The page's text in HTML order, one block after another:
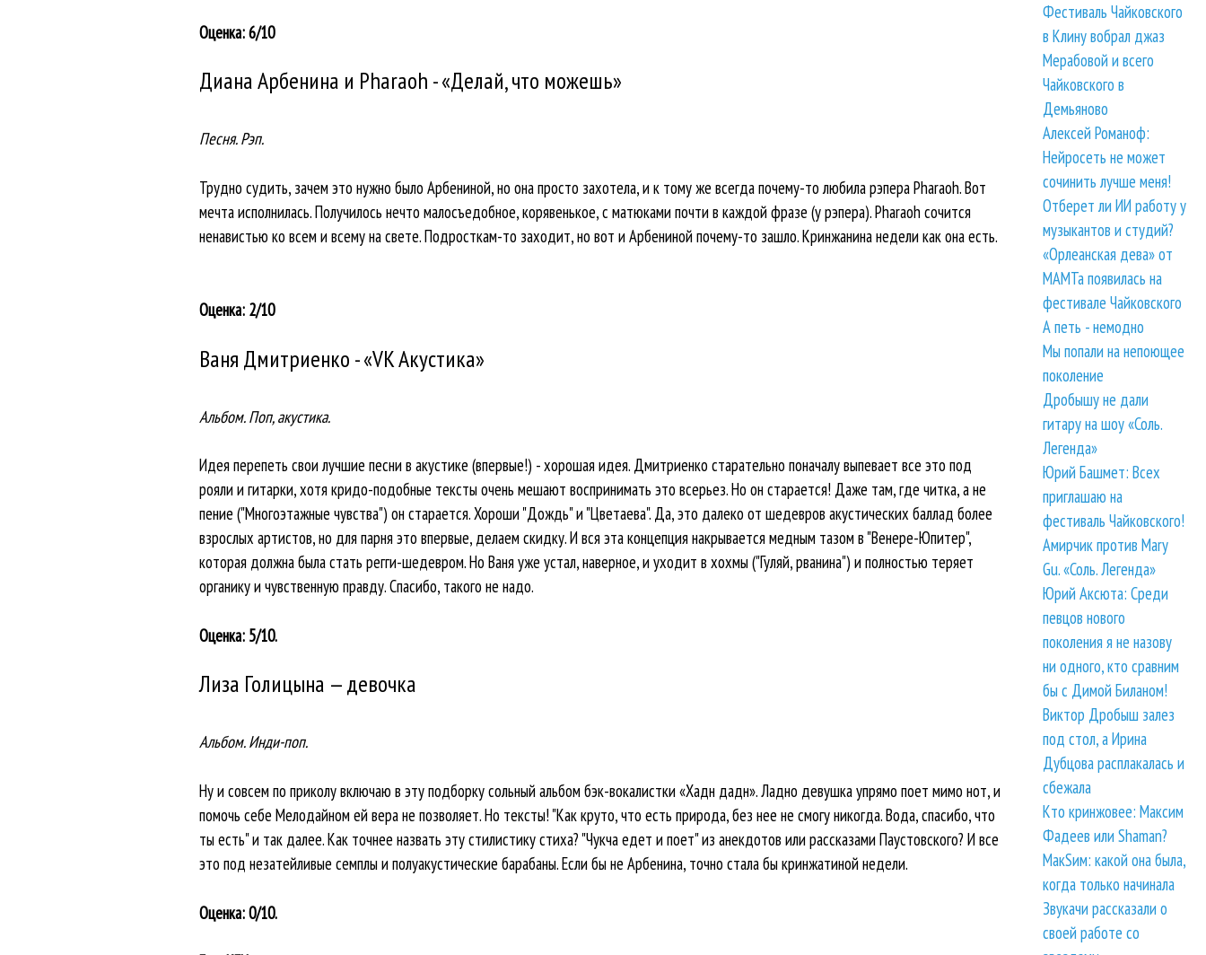
Оценка: 6/10
Диана Арбенина и Pharaoh - «Делай, что можешь»
Песня. Рэп.
Трудно судить, зачем это нужно было Арбениной, но она просто захотела, и к тому же всегда почему-то любила рэпера Pharaoh. Вот
мечта исполнилась. Получилось нечто малосъедобное, корявенькое, с матюками почти в каждой фразе (у рэпера). Pharaoh сочится
ненавистью ко всем и всему на свете. Подросткам-то заходит, но вот и Арбениной почему-то зашло. Кринжанина недели как она есть.
Оценка: 2/10
Ваня Дмитриенко - «VK Акустика»
Альбом. Поп, акустика.
Идея перепеть свои лучшие песни в акустике (впервые!) - хорошая идея. Дмитриенко старательно поначалу выпевает все это под
рояли и гитарки, хотя кридо-подобные тексты очень мешают воспринимать это всерьез. Но он старается! Даже там, где читка, а не
пение ("Многоэтажные чувства") он старается. Хороши "Дождь" и "Цветаева". Да, это далеко от шедевров акустических баллад более
взрослых артистов, но для парня это впервые, делаем скидку. И вся эта концепция накрывается медным тазом в "Венере-Юпитер",
которая должна была стать регги-шедевром. Но Ваня уже устал, наверное, и уходит в хохмы ("Гуляй, рванина") и полностью теряет
органику и чувственную правду. Спасибо, такого не надо.
Оценка: 5/10.
Лиза Голицына — девочка
Альбом. Инди-поп.
Ну и совсем по приколу включаю в эту подборку сольный альбом бэк-вокалистки «Хадн дадн». Ладно девушка упрямо поет мимо нот, и
помочь себе Мелодайном ей вера не позволяет. Но тексты! "Как круто, что есть природа, без нее не смогу никогда. Вода, спасибо, что
ты есть" и так далее. Как точнее назвать эту стилистику стиха? "Чукча едет и поет" из анекдотов или рассказами Паустовского? И все
это под незатейливые семплы и полуакустические барабаны. Если бы не Арбенина, точно стала бы кринжатиной недели.
Оценка: 0/10.
Фестиваль Чайковского
в Клину вобрал джаз
Мерабовой и всего
Чайковского в
Демьяново
Алексей Романоф:
Нейросеть не может
сочинить лучше меня!
Отберет ли ИИ работу у
музыкантов и студий?
«Орлеанская дева» от
МАМТа появилась на
фестивале Чайковского
А петь - немодно
Мы попали на непоющее
поколение
Дробышу не дали
гитару на шоу «Соль.
Легенда»
Юрий Башмет: Всех
приглашаю на
фестиваль Чайковского!
Амирчик против Mary
Gu. «Соль. Легенда»
Юрий Аксюта: Среди
певцов нового
поколения я не назову
ни одного, кто сравним
бы с Димой Биланом!
Виктор Дробыш залез
под стол, а Ирина
Дубцова расплакалась и
сбежала
Кто кринжовее: Максим
Фадеев или Shaman?
МакSим: какой она была,
когда только начинала
Звукачи рассказали о
своей работе со